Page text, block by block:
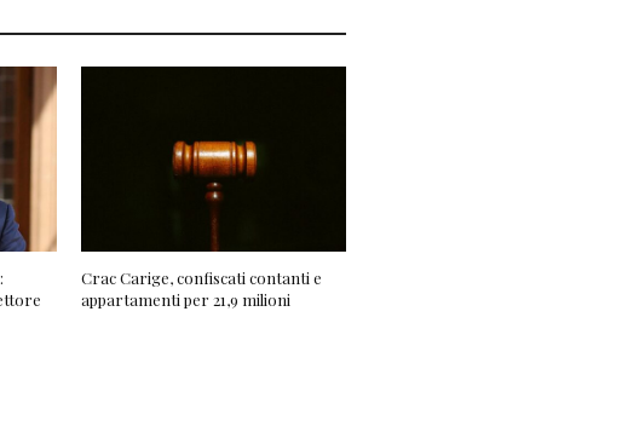
Crac Carige, confiscati contanti e
appartamenti per 21,9 milioni